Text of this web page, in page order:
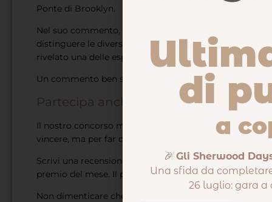
Ponte di Brooklyn.
Nel suo commento, Adriana ha sottolineato l’eleganza
distinguere le diverse aree in bianco e nero. Ha
rivelato una delle esperienze più impegnative
Un commento ben scritto, appassionato e preciso.
Partecipa anche tu!
Il nostro concorso mensile continua, ed è sempre più
vincere, ma per far crescere una community di
Scrivi una recensione su uno dei puzzle presenti sul
premio del mese. Il puzzle ti arriverà a casa
Non dimenticare che le recensioni non restano lì per
di
a
🎉Gli Sherwood
Una sfida da
26 luglio: gara a